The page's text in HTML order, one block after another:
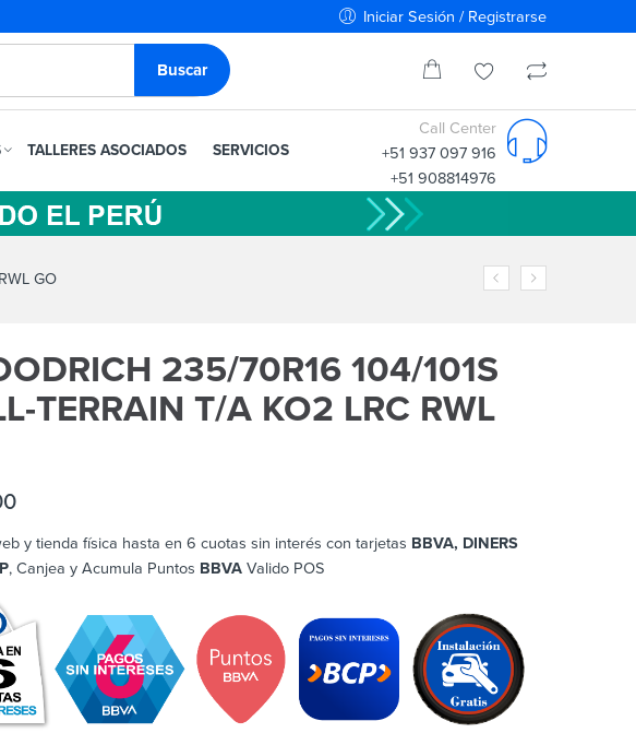
Iniciar Sesión / Registrarse
TALLERES ASOCIADOS SERVICIOS
Call Center
+51 937 097 916
+51 908814976
GO
235/70R16 104/101S
TERRAIN T/A KO2 LRC RWL
y tienda física hasta en 6 cuotas sin interés con tarjetas BBVA, DINERS
, Canjea y Acumula Puntos BBVA Valido POS